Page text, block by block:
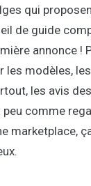
qui
de guide
annonce !
les modèles, les
les avis
peu comme
marketplace,